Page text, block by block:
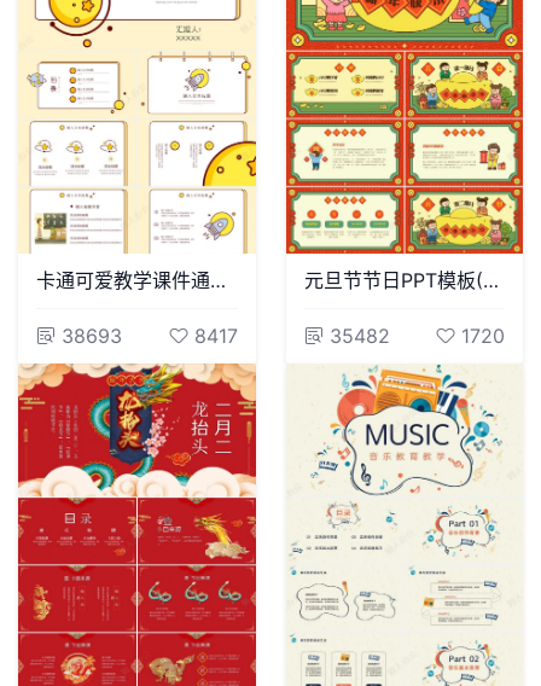
卡通可爱教学课件通用PPT模板
38693 8417
元旦节节日PPT模板(20)
35482 1720